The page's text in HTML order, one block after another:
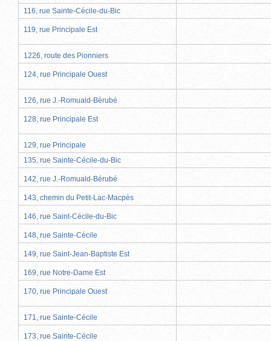
116, rue Sainte-Cécile-du-Bic
119, rue Principale Est
1226, route des Pionniers
124, rue Principale Ouest
126, rue J.-Romuald-Bérubé
128, rue Principale Est
129, rue Principale
135, rue Sainte-Cécile-du-Bic
142, rue J.-Romuald-Bérubé
143, chemin du Petit-Lac-Macpès
146, rue Saint-Cécile-du-Bic
148, rue Sainte-Cécile
149, rue Saint-Jean-Baptiste Est
169, rue Notre-Dame Est
170, rue Principale Ouest
171, rue Sainte-Cécile
173, rue Sainte-Cécile